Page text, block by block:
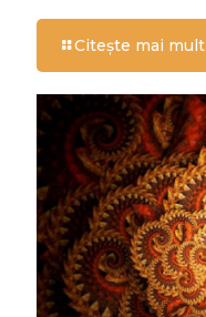
Citește mai mult